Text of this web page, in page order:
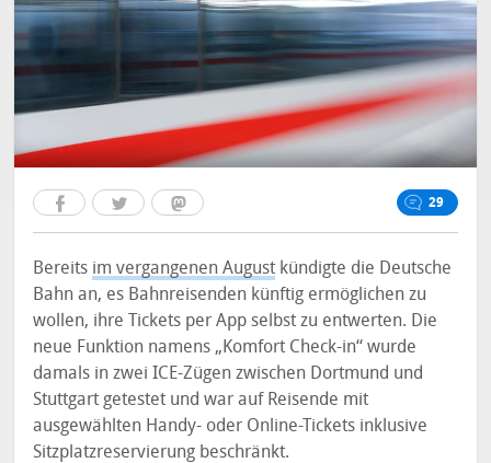
29
Bereits im vergangenen August kündigte die Deutsche
Bahn an, es Bahnreisenden künftig ermöglichen zu
wollen, ihre Tickets per App selbst zu entwerten. Die
neue Funktion namens „Komfort Check-in“ wurde
damals in zwei ICE-Zügen zwischen Dortmund und
Stuttgart getestet und war auf Reisende mit
ausgewählten Handy- oder Online-Tickets inklusive
Sitzplatzreservierung beschränkt.